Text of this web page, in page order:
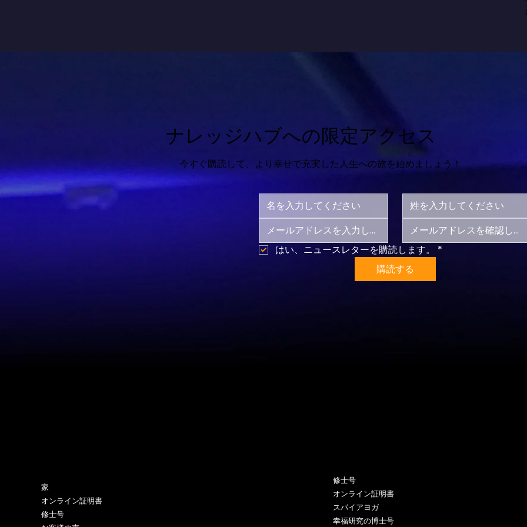
ナレッジハブへの限定アクセス
今すぐ購読して、より幸せで充実した人生への旅を始めましょう！
はい、ニュースレターを購読します。
*
購読する
家
オンライン証明書
修士号
修士号
オンライン証明書
スパイアヨガ
幸福研究の博士号